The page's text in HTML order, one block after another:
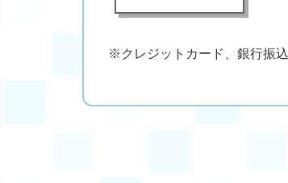
※クレジットカード、銀行振